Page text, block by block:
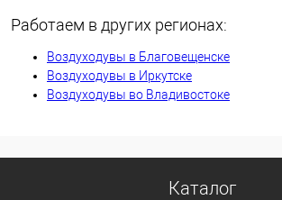
Работаем в других регионах:
Воздуходувы в Благовещенске
Воздуходувы в Иркутске
Воздуходувы во Владивостоке
Каталог